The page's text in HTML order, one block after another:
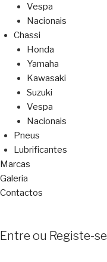
Vespa
Nacionais
Chassi
Honda
Yamaha
Kawasaki
Suzuki
Vespa
Nacionais
Pneus
Lubrificantes
Marcas
Galeria
Contactos
Entre ou Registe-se